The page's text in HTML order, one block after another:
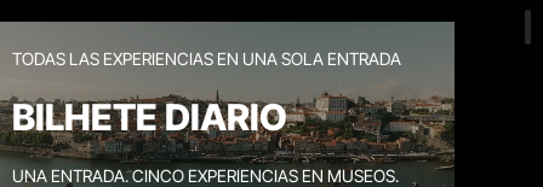
TODAS LAS EXPERIENCIAS EN UNA SOLA ENTRADA
BILHETE DIARIO
UNA ENTRADA. CINCO EXPERIENCIAS EN MUSEOS.